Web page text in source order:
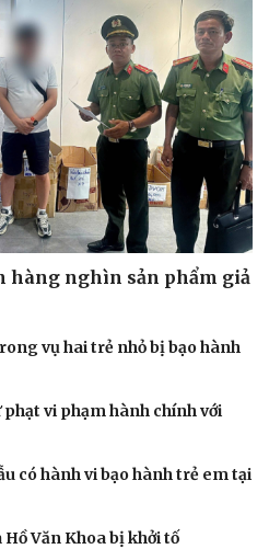
Câu chuyện thời sự
Đọc truyện đêm khuya
Cửa sổ tình yêu
Kể chuyện cho bé
Hạt giống tâm hồn
hàng nghìn sản phẩm giả
vụ hai trẻ nhỏ bị bạo hành
vi phạm hành chính với
có hành vi bạo hành trẻ em tại
Văn Khoa bị khởi tố